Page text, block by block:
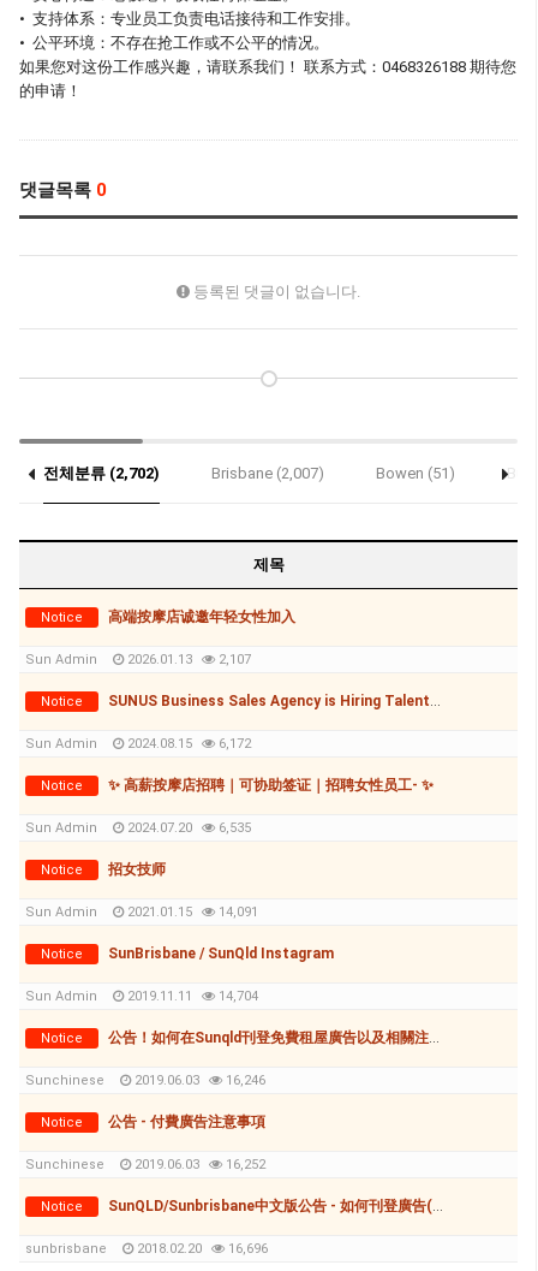
• 支持体系：专业员工负责电话接待和工作安排。
• 公平环境：不存在抢工作或不公平的情况。
如果您对这份工作感兴趣，请联系我们！ 联系方式：0468326188 期待您
的申请！
댓글목록 0
등록된 댓글이 없습니다.
전체분류 (2,702) Brisbane (2,007) Bowen (51)
제목
Notice 高端按摩店诚邀年轻女性加入
Sun Admin 2026.01.13 2,107
Notice SUNUS Business Sales Agency is Hiring Talented Individuals to Grow Together!
Sun Admin 2024.08.15 6,172
Notice ✨ 高薪按摩店招聘｜可协助签证｜招聘女性员工- ✨
Sun Admin 2024.07.20 6,535
Notice 招女技师
Sun Admin 2021.01.15 14,091
Notice SunBrisbane / SunQld Instagram
Sun Admin 2019.11.11 14,704
Notice 公告！如何在Sunqld刊登免費租屋廣告以及相關注意事項
Sunchinese 2019.06.03 16,246
Notice 公告 - 付費廣告注意事項
Sunchinese 2019.06.03 16,252
Notice SunQLD/Sunbrisbane中文版公告 - 如何刊登廣告(付費和免費)
sunbrisbane 2018.02.20 16,696